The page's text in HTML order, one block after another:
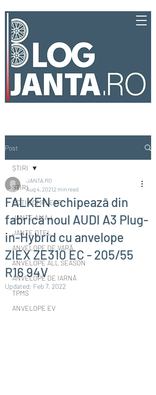
Post
ȘTIRI
ROȚI COMPLETE
JANTE ALIAJ
JANTE OȚEL
ANVELOPE DE VARĂ
ANVELOPE ALL SEASON
ANVELOPE DE IARNĂ
TPMS
ANVELOPE EV
ȘTIRI
FALKEN echipează din
fabrică noul AUDI A3 Plug-
in-Hybrid cu anvelope
ZIEX ZE310 EC - 205/55
R16 94V
JANTA.RO
Aug 4, 20212 min read
Updated: Feb 7, 2022